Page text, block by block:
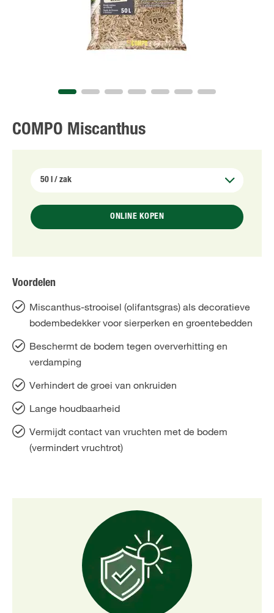
COMPO Miscanthus
ONLINE KOPEN
Voordelen
Miscanthus-strooisel (olifantsgras) als decoratieve
bodembedekker voor sierperken en groentebedden
Beschermt de bodem tegen oververhitting en
verdamping
Verhindert de groei van onkruiden
Lange houdbaarheid
Vermijdt contact van vruchten met de bodem
(vermindert vruchtrot)